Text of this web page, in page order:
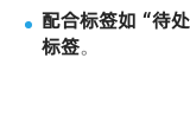
配合标签如“待
标签。